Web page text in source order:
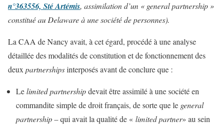
n°363556, Sté Artémis, assimilation d’un « general partnership »
constitué au Delaware à une société de personnes).
La CAA de Nancy avait, à cet égard, procédé à une analyse
détaillée des modalités de constitution et de fonctionnement des
deux partnershipsinterposés avant de conclure que :
Lelimited partnershipdevait être assimilé à une société en
commandite simple de droit français, de sorte que le general
partnership– qui avait la qualité de « limited partner» au sein